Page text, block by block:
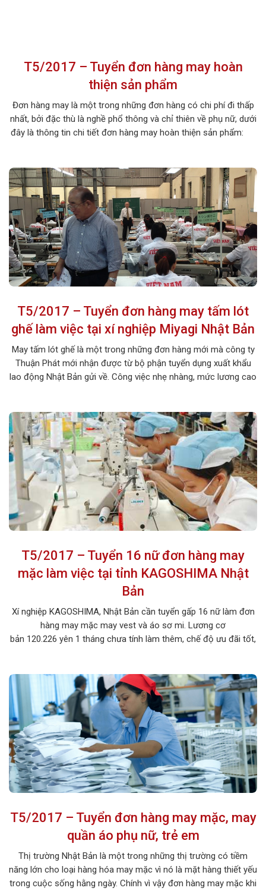
T5/2017 – Tuyển đơn hàng may hoàn
thiện sản phẩm
Đơn hàng may là một trong những đơn hàng có chi phí đi thấp
nhất, bởi đặc thù là nghề phổ thông và chỉ thiên về phụ nữ, dưới
đây là thông tin chi tiết đơn hàng may hoàn thiện sản phẩm:
T5/2017 – Tuyển đơn hàng may tấm lót
ghế làm việc tại xí nghiệp Miyagi Nhật Bản
May tấm lót ghế là một trong những đơn hàng mới mà công ty
Thuận Phát mới nhận được từ bộ phận tuyển dụng xuất khẩu
lao động Nhật Bản gửi về. Công việc nhẹ nhàng, mức lương cao
T5/2017 – Tuyển 16 nữ đơn hàng may
mặc làm việc tại tỉnh KAGOSHIMA Nhật
Bản
Xí nghiệp KAGOSHIMA, Nhật Bản cần tuyển gấp 16 nữ làm đơn
hàng may mặc may vest và áo sơ mi. Lương cơ
bản 120.226 yên 1 tháng chưa tính làm thêm, chế độ ưu đãi tốt,
T5/2017 – Tuyển đơn hàng may mặc, may
quần áo phụ nữ, trẻ em
Thị trường Nhật Bản là một trong những thị trường có tiềm
năng lớn cho loại hàng hóa may mặc vì nó là mặt hàng thiết yếu
trong cuộc sống hằng ngày. Chính vì vậy đơn hàng may mặc khi